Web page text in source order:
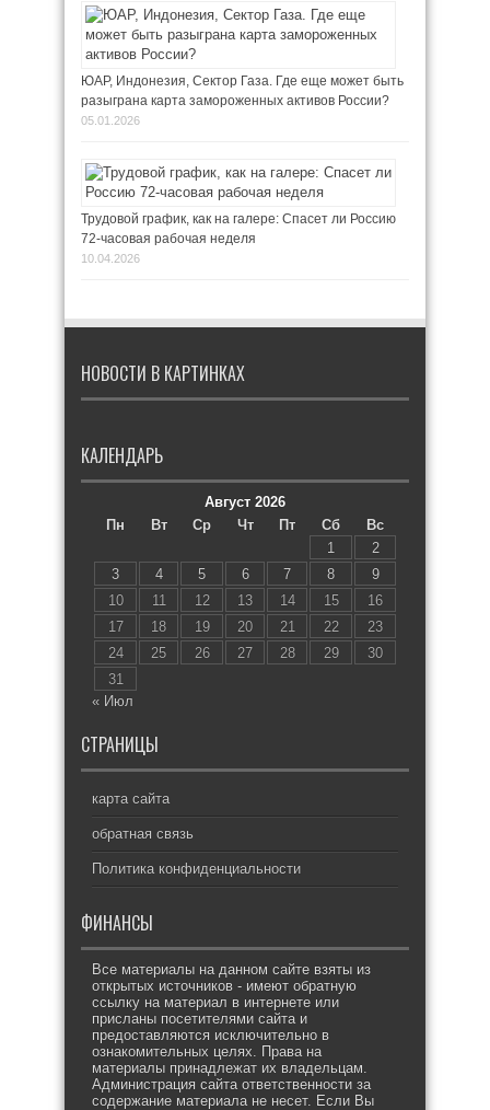
ЮАР, Индонезия, Сектор Газа. Где еще может быть
разыграна карта замороженных активов России?
05.01.2026
Трудовой график, как на галере: Спасет ли Россию
72-часовая рабочая неделя
10.04.2026
НОВОСТИ В КАРТИНКАХ
КАЛЕНДАРЬ
Август 2026
Пн
Вт Ср Чт Пт Сб
Вс
1
2
3
4 5 6 7 8
9
10
11 12 13 14 15
16
17
18 19 20 21 22
23
24
25 26 27 28 29
30
31
« Июл
СТРАНИЦЫ
карта сайта
обратная связь
Политика конфиденциальности
ФИНАНСЫ
Все материалы на данном сайте взяты из
открытых источников - имеют обратную
ссылку на материал в интернете или
присланы посетителями сайта и
предоставляются исключительно в
ознакомительных целях. Права на
материалы принадлежат их владельцам.
Администрация сайта ответственности за
содержание материала не несет. Если Вы